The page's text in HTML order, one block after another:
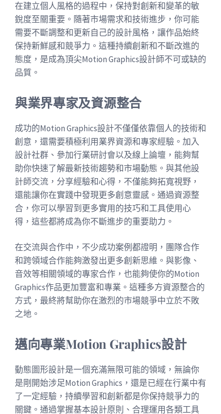
在建立個人風格的過程中，保持對創新和變革的敏
銳度至關重要。隨著市場需求和技術進步，你可能
需要不斷調整和更新自己的設計風格，讓作品始終
保持新鮮感和競爭力。這種持續創新和不斷改進的
態度，是成為頂尖Motion Graphics設計師不可或缺的
品質。
與業界專家及資源整合
成功的Motion Graphics設計不僅僅依靠個人的技術和
創意，還需要積極利用業界資源和專家經驗。加入
設計社群、參加行業研討會以及線上論壇，能夠幫
助你快速了解最新技術趨勢和市場動態。與其他設
計師交流，分享經驗和心得，不僅能夠拓寬視野，
還能讓你在實踐中發現更多創意靈感。通過資源整
合，你可以學習到更多實用的技巧和工具使用心
得，這些都將成為你不斷進步的重要助力。
在交流與合作中，不少成功案例都證明，團隊合作
和跨領域合作能夠激發出更多創新思維。與影像、
音效等相關領域的專家合作，也能夠使你的Motion
Graphics作品更加豐富和專業。這種多方資源整合的
方式，最終將幫助你在激烈的市場競爭中立於不敗
之地。
邁向專業Motion Graphics設計
動態圖形設計是一個充滿無限可能的領域，無論你
是剛開始涉足Motion Graphics，還是已經在行業中有
了一定經驗，持續學習和創新都是你保持競爭力的
關鍵。通過掌握基本設計原則、合理運用各類工具